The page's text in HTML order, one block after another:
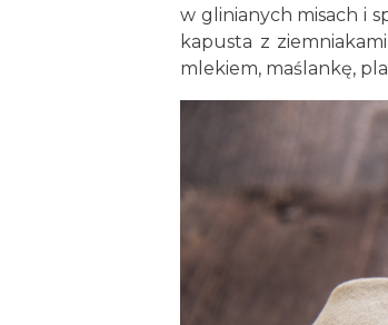
w glinianych misach i
kapusta z
mlekiem, maślankę,